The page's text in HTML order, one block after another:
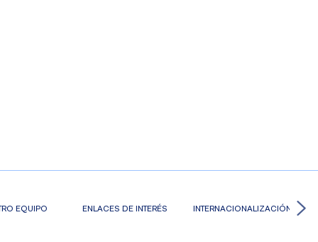
EQUIPO ENLACES DE INTERÉS INTERNACIONALIZACIÓN